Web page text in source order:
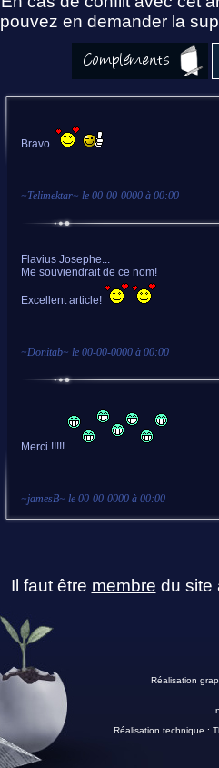
pouvez en demander la
Bravo.
~Telimektar~ le 00-00-0000 à 00:00
Flavius Josephe...
Me souviendrait de ce nom!
Excellent article!
~Donitab~ le 00-00-0000 à 00:00
Merci !!!!!
~jamesB~ le 00-00-0000 à 00:00
Il faut être membre du site
Réalisation
Réalisation technique :